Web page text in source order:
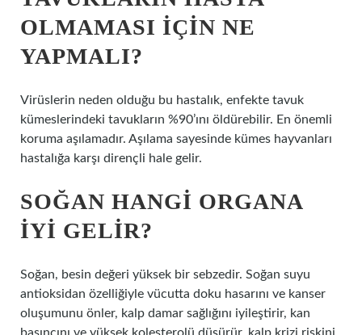
OLMAMASI IÇIN NE
YAPMALI?
Virüslerin neden olduğu bu hastalık, enfekte tavuk
kümeslerindeki tavukların %90’ını öldürebilir. En önemli
koruma aşılamadır. Aşılama sayesinde kümes hayvanları
hastalığa karşı dirençli hale gelir.
SOĞAN HANGI ORGANA
IYI GELIR?
Soğan, besin değeri yüksek bir sebzedir. Soğan suyu
antioksidan özelliğiyle vücutta doku hasarını ve kanser
oluşumunu önler, kalp damar sağlığını iyileştirir, kan